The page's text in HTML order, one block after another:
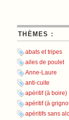
THÈMES :
abats et tripes
ailes de poulet
Anne-Laure
anti-cuite
apéritif (à boire)
apéritif (à
apéritifs sans